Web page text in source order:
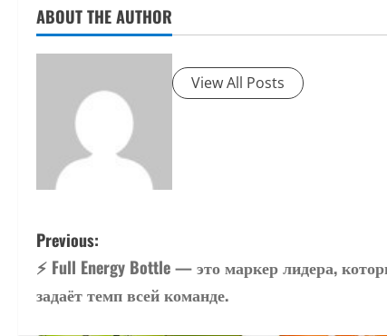
ABOUT THE AUTHOR
View All Posts
P
o
Previous:
⚡️ Full Energy Bottle — это маркер лидера,
задаёт темп всей команде.